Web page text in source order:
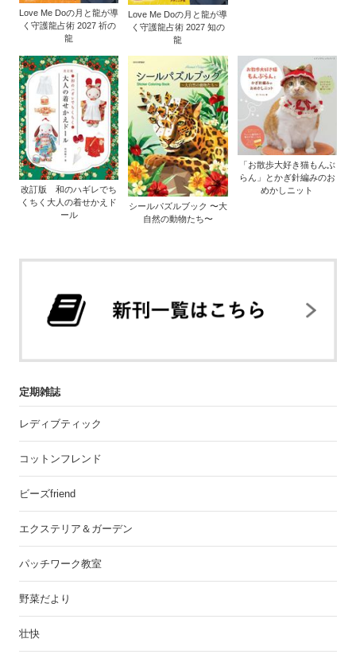
Love Me Doの月と龍が導
く守護龍占術 2027 祈の
龍
Love Me Doの月と龍が導
く守護龍占術 2027 知の
龍
改訂版 和のハギレでち
くちく大人の着せかえド
ール
シールパズルブック 〜大
自然の動物たち〜
「お散歩大好き猫もんぶ
らん」とかぎ針編みのお
めかしニット
定期雑誌
レディブティック
コットンフレンド
ビーズfriend
エクステリア＆ガーデン
パッチワーク教室
野菜だより
壮快